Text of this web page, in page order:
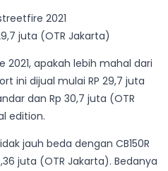
juta (OTR Jakarta)
2021, apakah lebih mahal dari
ini dijual mulai RP 29,7 juta
dan Rp 30,7 juta (OTR
edition.
jauh beda dengan CB150R
juta (OTR Jakarta). Bedanya